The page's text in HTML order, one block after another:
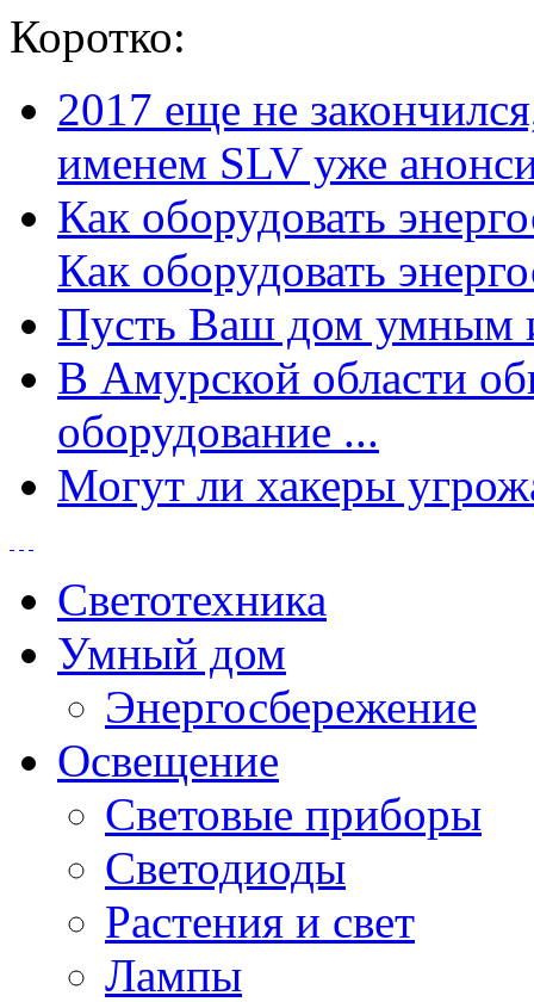
Коротко:
2017 еще не
именем SLV уже
Как оборудовать
Как оборудовать
Пусть Ваш дом умным
В Амурской области
оборудование ...
Могут ли хакеры
Светотехника
Умный дом
Энергосбережение
Освещение
Световые приборы
Светодиоды
Растения и свет
Лампы